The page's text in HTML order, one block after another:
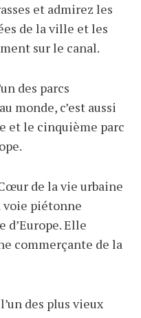
et admirez les
de la ville et les
sur le canal.
des parcs
monde, c’est aussi
et le cinquième parc
de la vie urbaine
voie piétonne
d’Europe. Elle
commerçante de la
des plus vieux